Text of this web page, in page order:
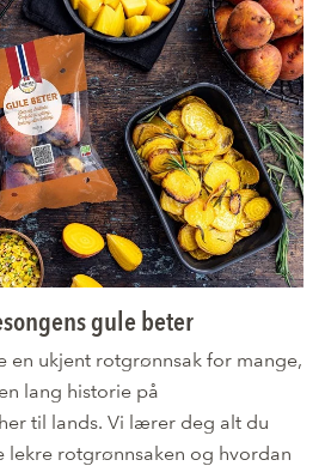
gule beter
en ukjent rotgrønnsak for mange,
lang historie på
til lands. Vi lærer deg alt du
lekre rotgrønnsaken og hvordan